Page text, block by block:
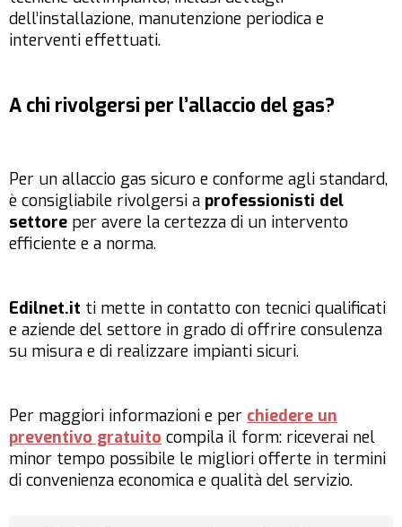
dell’installazione, manutenzione periodica e
interventi effettuati.
A chi rivolgersi per l’allaccio del gas?
Per un allaccio gas sicuro e conforme agli standard,
è consigliabile rivolgersi a professionisti del
settore per avere la certezza di un intervento
efficiente e a norma.
Edilnet.it ti mette in contatto con tecnici qualificati
e aziende del settore in grado di offrire consulenza
su misura e di realizzare impianti sicuri.
Per maggiori informazioni e per chiedere un
preventivo gratuito compila il form: riceverai nel
minor tempo possibile le migliori offerte in termini
di convenienza economica e qualità del servizio.